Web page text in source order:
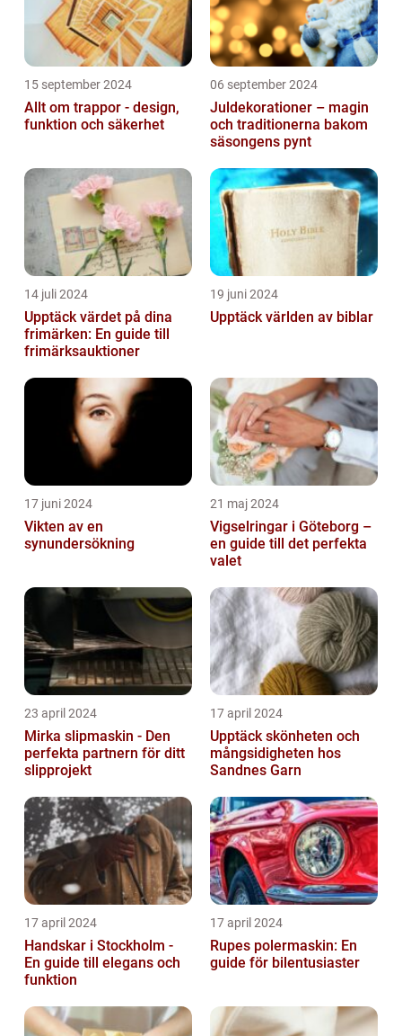
15 september 2024
Allt om trappor - design,
funktion och säkerhet
06 september 2024
Juldekorationer – magin
och traditionerna bakom
säsongens pynt
14 juli 2024
Upptäck värdet på dina
frimärken: En guide till
frimärksauktioner
19 juni 2024
Upptäck världen av biblar
17 juni 2024
Vikten av en
synundersökning
21 maj 2024
Vigselringar i Göteborg –
en guide till det perfekta
valet
23 april 2024
Mirka slipmaskin - Den
perfekta partnern för ditt
slipprojekt
17 april 2024
Upptäck skönheten och
mångsidigheten hos
Sandnes Garn
17 april 2024
Handskar i Stockholm -
En guide till elegans och
funktion
17 april 2024
Rupes polermaskin: En
guide för bilentusiaster